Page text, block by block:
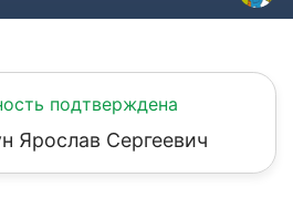
подтверждена
Ярослав Сергеевич